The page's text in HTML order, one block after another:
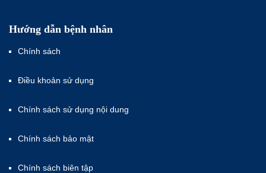
Hướng dẫn bệnh nhân
Chính sách
Điều khoản sử dụng
Chính sách sử dụng nội dung
Chính sách bảo mật
Chính sách biên tập